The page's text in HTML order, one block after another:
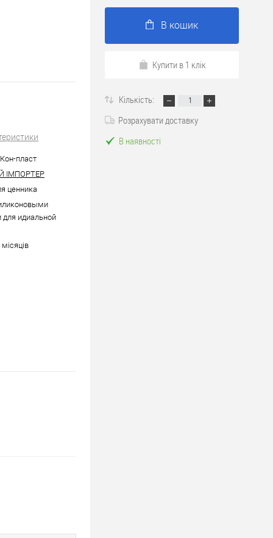
пласт
ІМПОРТЕР
ценника
для идиальной
В кошик
Купити в 1 клік
Кількість:
Розрахувати доставку
В наявності